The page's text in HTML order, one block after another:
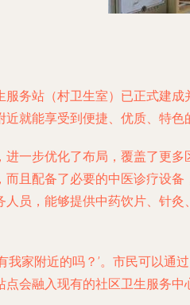
务站（村卫生室）已正式建
就能享受到便捷、优质、特色
一步优化了布局，覆盖了更
且配备了必要的中医诊疗设
员，能够提供中药饮片、针
我家附近的吗？’。市民可以通
会融入现有的社区卫生服务